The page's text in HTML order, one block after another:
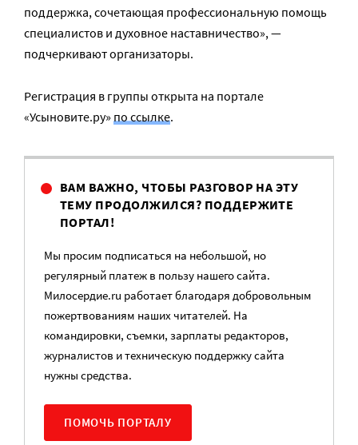
поддержка, сочетающая профессиональную помощь
специалистов и духовное наставничество», —
подчеркивают организаторы.
Регистрация в группы открыта на портале
«Усыновите.ру» по ссылке.
ВАМ ВАЖНО, ЧТОБЫ РАЗГОВОР НА ЭТУ
ТЕМУ ПРОДОЛЖИЛСЯ? ПОДДЕРЖИТЕ
ПОРТАЛ!
Мы просим подписаться на небольшой, но
регулярный платеж в пользу нашего сайта.
Милосердие.ru работает благодаря добровольным
пожертвованиям наших читателей. На
командировки, съемки, зарплаты редакторов,
журналистов и техническую поддержку сайта
нужны средства.
ПОМОЧЬ ПОРТАЛУ